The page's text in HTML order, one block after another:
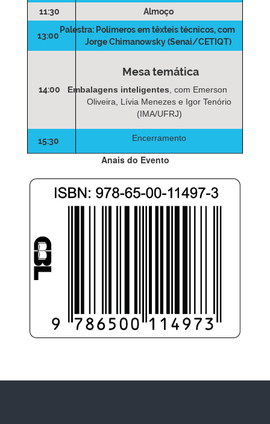
11:30 Almoço
13:00
Palestra: Polímeros em têxteis técnicos, com
Jorge Chimanowsky (Senai/CETIQT)
14:00
Mesa temática
Embalagens inteligentes , com Emerson
Oliveira, Lívia Menezes e Igor Tenório
(IMA/UFRJ)
15:30 Encerramento
Anais do Evento